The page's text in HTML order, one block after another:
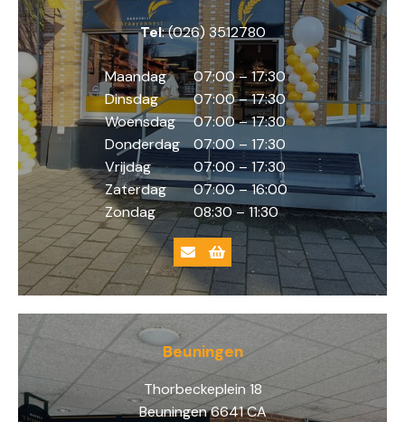
Tel: (026) 3512780
Maandag
07:00 – 17:30
Dinsdag
07:00 – 17:30
Woensdag
07:00 – 17:30
Donderdag
07:00 – 17:30
Vrijdag
07:00 – 17:30
Zaterdag
07:00 – 16:00
Zondag
08:30 – 11:30
Beuningen
Thorbeckeplein 18
Beuningen 6641 CA